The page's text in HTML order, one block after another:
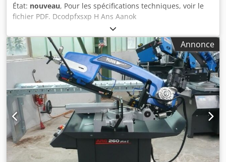
État: nouveau, Pour les spécifications techniques, voir le
fichier PDF. Dcodpfxsxp H Ans Aanok
Annonce